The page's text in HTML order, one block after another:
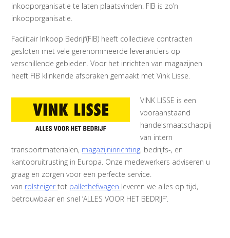
inkooporganisatie te laten plaatsvinden. FIB is zo’n
inkooporganisatie.
Facilitair Inkoop Bedrijf(FIB) heeft collectieve contracten
gesloten met vele gerenommeerde leveranciers op
verschillende gebieden. Voor het inrichten van magazijnen
heeft FIB klinkende afspraken gemaakt met Vink Lisse.
VINK LISSE is een
vooraanstaand
handelsmaatschappij
van intern
transportmaterialen, magazijninrichting, bedrijfs-, en
kantooruitrusting in Europa. Onze medewerkers adviseren u
graag en zorgen voor een perfecte service.
van rolsteigertot pallethefwagen leveren we alles op tijd,
betrouwbaar en snel ’ALLES VOOR HET BEDRIJF’.